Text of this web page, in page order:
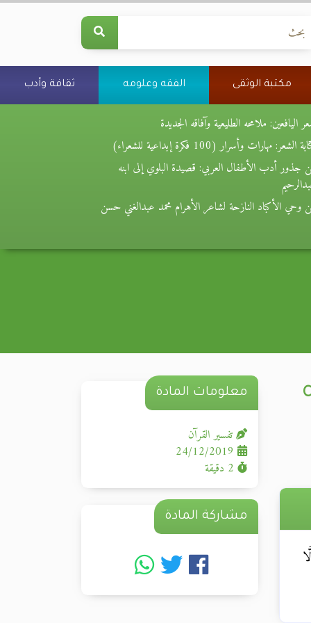
مكتبة الوثقى الفقه وعلومه ثقافة وأدب
اليافعين: ملامحه الطليعية وآفاقه الجديدة
الشعر: مهارات وأسرار (100 فكرة إبداعية للشعراء)
جذور أدب الأطفال العربي: قصيدة البلوي إلى ابنه
وحي الأكباد النازحة لشاعر الأهرام محمد عبدالغني حسن
معلومات المادة
تفسير القرآن
2 دقيقة
مشاركة المادة